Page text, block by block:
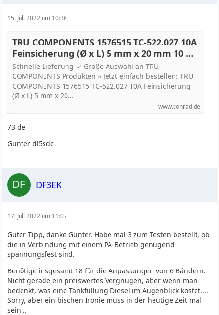
15. Juli 2022 um 10:36
TRU COMPONENTS 1576515 TC-522.027 10A
Feinsicherung (Ø x L) 5 mm x 20 mm 10 A
250 V Träge -T- Inhalt 1 St. kaufen
Schnelle Lieferung ✓ Große Auswahl an TRU
COMPONENTS Produkten » Jetzt einfach bestellen: TRU
COMPONENTS 1576515 TC-522.027 10A Feinsicherung
(Ø x L) 5 mm x 20…
www.conrad.de
73 de
Günter dl5sdc
DF3EK
17. Juli 2022 um 11:07
Guter Tipp, danke Günter. Habe mal 3 zum Testen bestellt, ob
die in Verbindung mit einem PA-Betrieb genügend
spannungsfest sind.
Benötige insgesamt 18 für die Anpassungen von 6 Bändern.
Nicht gerade ein preiswertes Vergnügen, aber wenn man
bedenkt, was eine Tankfüllung Diesel im Augenblick kostet....
Sorry, aber ein bischen Ironie muss in der heutige Zeit mal
sein...